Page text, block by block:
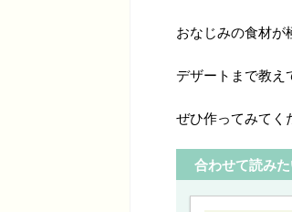
おなじみの食材が
デザートまで教え
ぜひ作ってみてく
合わせて読み